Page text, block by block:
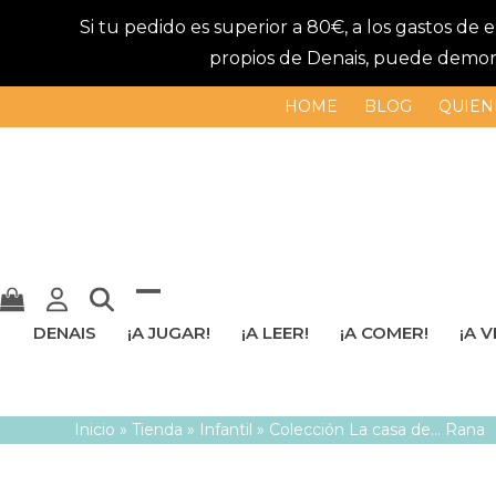
Si tu pedido es superior a 80€, a los gastos
propios de Denais, puede
HOME BLOG
Mostrar
menú
Cerrar
DENAIS ¡A JUGAR! ¡A LEER! ¡A COMER! ¡A
Inicio »Tienda » Infantil » Colección La casa de… Rana